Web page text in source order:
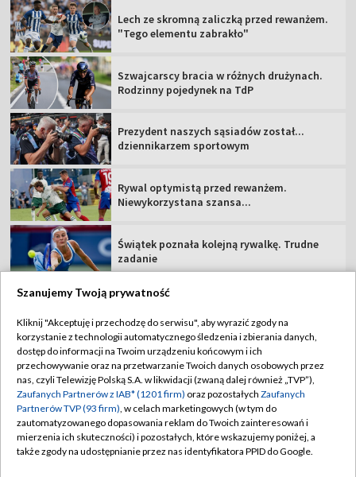
Lech ze skromną zaliczką przed rewanżem.
"Tego elementu zabrakło"
Szwajcarscy bracia w różnych drużynach.
Rodzinny pojedynek na TdP
Prezydent naszych sąsiadów został...
dziennikarzem sportowym
Rywal optymistą przed rewanżem.
Niewykorzystana szansa...
Świątek poznała kolejną rywalkę. Trudne
zadanie
TVP
Abonament TVP
Sklep TVP
Biuro Reklamy
Oferta Handlowa
Regulamin TVP
Polityka prywatności
Moje zgody
Biuro reklamy
Szanujemy Twoją prywatność
Kliknij "Akceptuję i przechodzę do serwisu", aby wyrazić zgody na
korzystanie z technologii automatycznego śledzenia i zbierania danych,
dostęp do informacji na Twoim urządzeniu końcowym i ich
przechowywanie oraz na przetwarzanie Twoich danych osobowych przez
nas, czyli Telewizję Polską S.A. w likwidacji (zwaną dalej również „TVP”),
Zaufanych Partnerów z IAB* (1201 firm) oraz pozostałych Zaufanych
Partnerów TVP (93 firm), w celach marketingowych (w tym do
zautomatyzowanego dopasowania reklam do Twoich zainteresowań i
mierzenia ich skuteczności) i pozostałych, które wskazujemy poniżej, a
także zgody na udostępnianie przez nas identyfikatora PPID do Google.